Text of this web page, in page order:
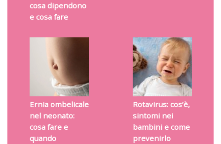
cosa dipendono
e cosa fare
Ernia ombelicale
nel neonato:
cosa fare e
quando
Rotavirus: cos’è,
sintomi nei
bambini e come
prevenirlo